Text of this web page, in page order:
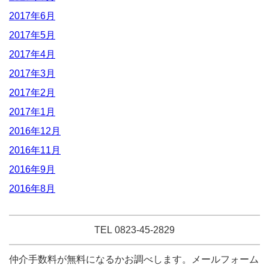
2017年6月
2017年5月
2017年4月
2017年3月
2017年2月
2017年1月
2016年12月
2016年11月
2016年9月
2016年8月
TEL 0823-45-2829
仲介手数料が無料になるかお調べします。メールフォーム